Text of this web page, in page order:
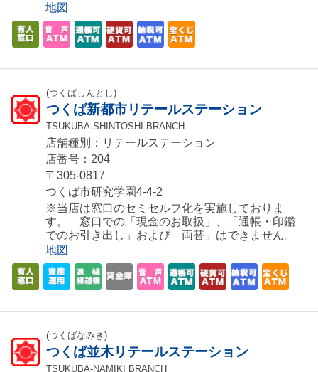
地図
(つくばしんとし)
つくば新都市リテールステーション
TSUKUBA-SHINTOSHI BRANCH
店舗種別：リテールステーション
店番号：204
〒305-0817
つくば市研究学園4-4-2
※当店は窓口のセミセルフ化を実施しておりま
す。 窓口での「現金のお取扱」、「通帳・印鑑
でのお引き出し」および「両替」はできません。
地図
(つくばなみき)
つくば並木リテールステーション
TSUKUBA-NAMIKI BRANCH